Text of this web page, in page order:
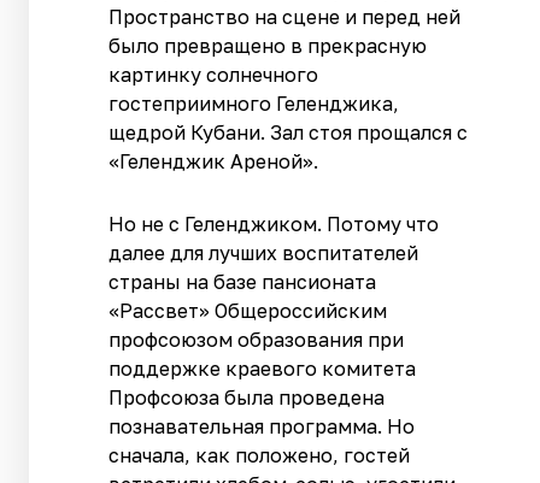
Пространство на сцене и перед ней
было превращено в прекрасную
картинку солнечного
гостеприимного Геленджика,
щедрой Кубани. Зал стоя прощался с
«Геленджик Ареной».
Но не с Геленджиком. Потому что
далее для лучших воспитателей
страны на базе пансионата
«Рассвет» Общероссийским
профсоюзом образования при
поддержке краевого комитета
Профсоюза была проведена
познавательная программа. Но
сначала, как положено, гостей